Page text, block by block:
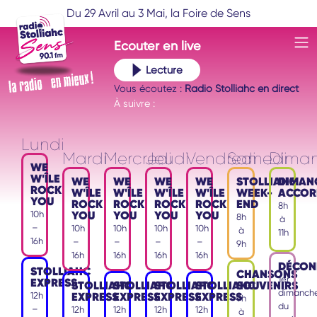
Du 29 Avril au 3 Mai, la Foire de Sens
Ecouteren live
Lecture
Vous écoutez : Radio Stolliahc en direct
À suivre :
Lundi
WE
W'ÎLE
ROCK
YOU
10h
–
16h
STOLLIAHC
EXPRESS
12h
–
Mardi
WE
W'ÎLE
ROCK
YOU
10h
–
16h
STOLLIAHC
EXPRESS
12h
Mercredi
WE
W'ÎLE
ROCK
YOU
10h
–
16h
STOLLIAHC
EXPRESS
12h
Jeudi
WE
W'ÎLE
ROCK
YOU
10h
–
16h
STOLLIAHC
EXPRESS
12h
Vendredi
WE
W'ÎLE
ROCK
YOU
10h
–
16h
STOLLIAHC
EXPRESS
12h
Samedi
STOLLIAHC
WEEK-
END
8h
à
9h
CHANSONS
SOUVENIRS
9h
à
8h
à
11h
1er
du